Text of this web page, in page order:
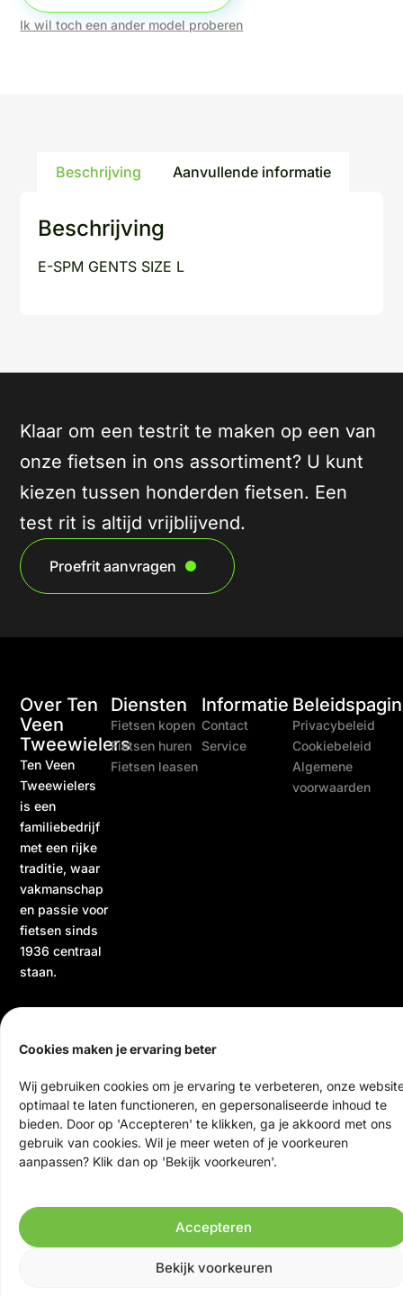
Cookies maken je ervaring beter
Wij gebruiken cookies om je ervaring te verbeteren, onze
optimaal te laten functioneren, en gepersonaliseerde inhoud te
bieden. Door op 'Accepteren' te klikken, ga je akkoord met ons
gebruik van cookies. Wil je meer weten of je voorkeuren
aanpassen? Klik dan op 'Bekijk voorkeuren'.
Accepteren
Bekijk voorkeuren
Ik wil toch een ander model proberen
Beschrijving Aanvullende informatie
Beschrijving
E-SPM GENTS SIZE L
Klaar om een testrit te maken op een van
onze fietsen in ons assortiment? U kunt
kiezen tussen honderden fietsen. Een
test rit is altijd vrijblijvend.
Proefrit aanvragen
Over Ten
Veen
Tweewielers
Ten Veen
Tweewielers
is een
familiebedrijf
met een rijke
traditie, waar
vakmanschap
en passie voor
fietsen sinds
1936 centraal
staan.
Diensten
Fietsen kopen
Fietsen huren
Fietsen leasen
Informatie
Contact
Service
Privacybeleid
Cookiebeleid
Algemene
voorwaarden
© 2026 Ten Veen Tweewielers | Alle rechten voorbehouden
Website door Scrolla!